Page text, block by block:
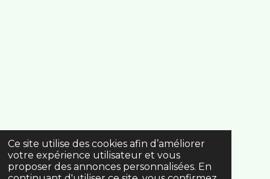
Ce site utilise des cookies afin d’améliorer
votre expérience utilisateur et vous
proposer des annonces personnalisées. En